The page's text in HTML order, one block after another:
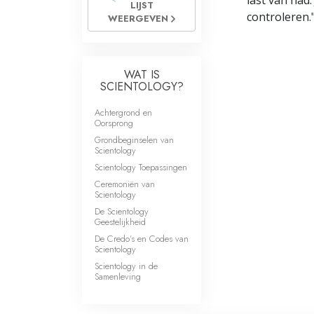
controleren."
LIJST
WEERGEVEN
WAT IS
SCIENTOLOGY?
Achtergrond en
Oorsprong
Grondbeginselen van
Scientology
Scientology Toepassingen
Ceremoniën van
Scientology
De Scientology
Geestelijkheid
De Credo’s en Codes van
Scientology
Scientology in de
Samenleving